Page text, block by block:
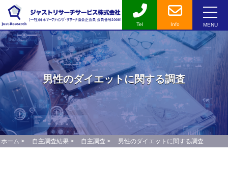
Tel Info MENU
男性のダイエットに関する調査
ホーム > 自主調査結果> 自主調査 > 男性のダイエットに関する調査